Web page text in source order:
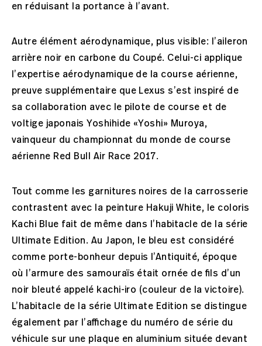
en réduisant la portance à l’avant.
Autre élément aérodynamique, plus visible: l’aileron
arrière noir en carbone du Coupé. Celui-ci applique
l’expertise aérodynamique de la course aérienne,
preuve supplémentaire que Lexus s’est inspiré de
sa collaboration avec le pilote de course et de
voltige japonais Yoshihide «Yoshi» Muroya,
vainqueur du championnat du monde de course
aérienne Red Bull Air Race 2017.
Tout comme les garnitures noires de la carrosserie
contrastent avec la peinture Hakuji White, le coloris
Kachi Blue fait de même dans l’habitacle de la série
Ultimate Edition. Au Japon, le bleu est considéré
comme porte-bonheur depuis l’Antiquité, époque
où l’armure des samouraïs était ornée de fils d’un
noir bleuté appelé kachi-iro (couleur de la victoire).
L’habitacle de la série Ultimate Edition se distingue
également par l’affichage du numéro de série du
véhicule sur une plaque en aluminium située devant